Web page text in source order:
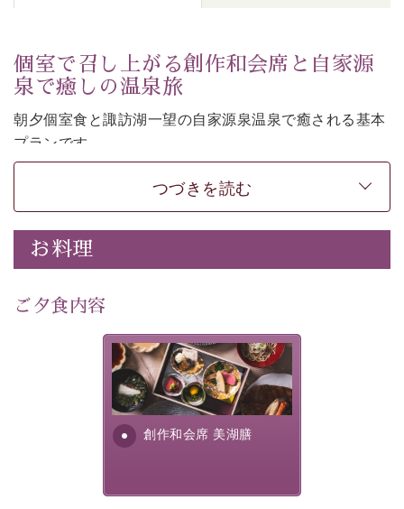
個室で召し上がる創作和会席と自家源
泉で癒しの温泉旅
朝夕個室食と諏訪湖一望の自家源泉温泉で癒される基本
プランです。
諏訪湖を眺めながら幽玄な装飾の館内で静かに寛いでお
-----------【安心への取り組み】----------
個室料亭、貸切風呂のご利用が可能な上、 安心安全にご
滞在いただけるよう
30項目以上からなる独自の衛生・消毒プログラムの基、
徹底した衛生管理を行っております。
---------------------------------------------
・朝夕個室料亭で個室食
・諏訪大社4社を巡る無料参拝バス（事前予約制）
・館内着をご用意
・環境に配慮したアメニティをご用意
つづきを読む
お料理
ご夕食内容
創作和会席 美湖膳
美湖膳とは諏訪の地で特別を
提供する為に料理長・神原 裕
明が考え出した創作和会席で
す。美しい諏訪湖の幸...